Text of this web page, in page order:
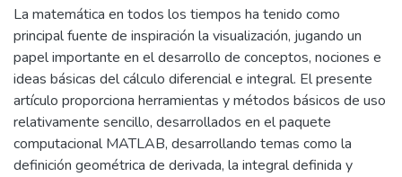
La matemática en todos los tiempos ha tenido como
principal fuente de inspiración la visualización, jugando un
papel importante en el desarrollo de conceptos, nociones e
ideas básicas del cálculo diferencial e integral. El presente
artículo proporciona herramientas y métodos básicos de uso
relativamente sencillo, desarrollados en el paquete
computacional MATLAB, desarrollando temas como la
definición geométrica de derivada, la integral definida y